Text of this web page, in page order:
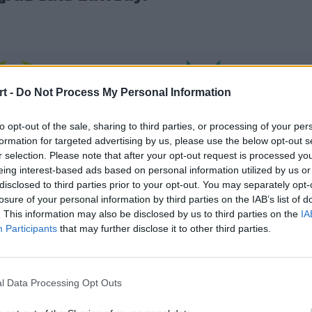
- Do Not Process My Personal Information
opt-out of the sale, sharing to third parties, or processing of your
for targeted advertising by us, please use the below opt-out
selection. Please note that after your opt-out request is processed
interest-based ads based on personal information utilized by us
to third parties prior to your opt-out. You may separately
of your personal information by third parties on the IAB’s list of
This information may also be disclosed by us to third parties on the
Participants that may further disclose it to other third parties.
Data Processing Opt Outs
ale ostatecznie to Roison i
w Aurora Cup, gdzie w barwach Verdant walczyli o
rozprawili się z Dusty, następnie z INT Esports a
w play-offach zmagań. Tam w ćwierćfinale
że różnica poziomów jest spora, bo VER zamknęło
w której formacji dwójki Polaków przyszło się
na szczęście rodzimemu duetowi udało się też